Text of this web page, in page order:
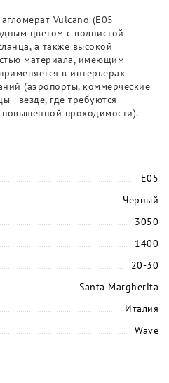
Vulcano (E05 -
цветом с волнистой
а также высокой
материала, имеющим
в интерьерах
(аэропорты, коммерческие
- везде, где требуются
проходимости).
E05
Черный
3050
1400
20-30
Santa Margherita
Италия
Wave